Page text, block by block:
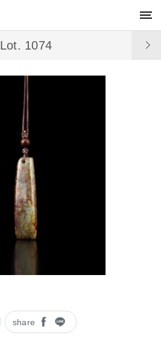
share
Lot. 1074